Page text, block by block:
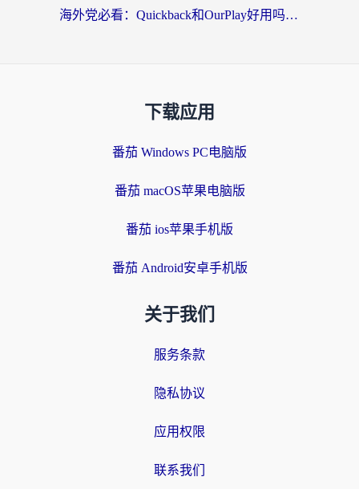
海外党必看：Quickback和OurPlay好用吗？3分钟选对回国加速器，无缝刷剧玩游戏
下载应用
番茄 Windows PC电脑版
番茄 macOS苹果电脑版
番茄 ios苹果手机版
番茄 Android安卓手机版
关于我们
服务条款
隐私协议
应用权限
联系我们